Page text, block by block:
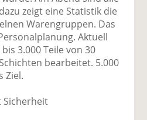
zeigt eine Statistik die
Warengruppen. Das
Aktuell
3.000 Teile von 30
bearbeitet. 5.000
Ziel.
Sicherheit